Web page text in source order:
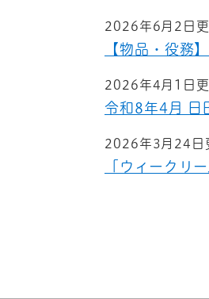
2026年6月2日
【物品・役務
2026年4月1日
令和8年4月 日
2026年3月24日
「ウィークリ